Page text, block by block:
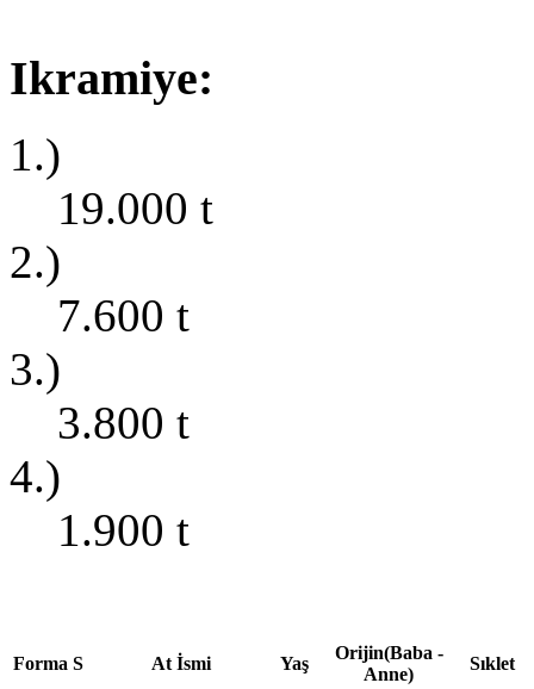
Ikramiye:
1.)
19.000 t
2.)
7.600 t
3.)
3.800 t
4.)
1.900 t
Forma S At İsmi Yaş
Orijin(Baba -
Anne)
Sıklet